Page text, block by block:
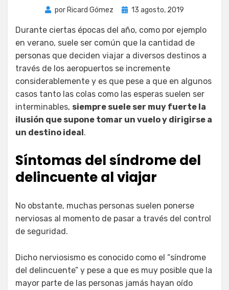
por Ricard Gómez
Publicada
13 agosto, 2019
Durante ciertas épocas del año, como por ejemplo
en verano, suele ser común que la cantidad de
personas que deciden viajar a diversos destinos a
través de los aeropuertos se incremente
considerablemente y es que pese a que en algunos
casos tanto las colas como las esperas suelen ser
interminables, siempre suele ser muy fuerte la
ilusión que supone tomar un vuelo y dirigirse a
un destino ideal.
Síntomas del síndrome del
delincuente al viajar
No obstante, muchas personas suelen ponerse
nerviosas al momento de pasar a través del control
de seguridad.
Dicho nerviosismo es conocido como el “síndrome
del delincuente” y pese a que es muy posible que la
mayor parte de las personas jamás hayan oído